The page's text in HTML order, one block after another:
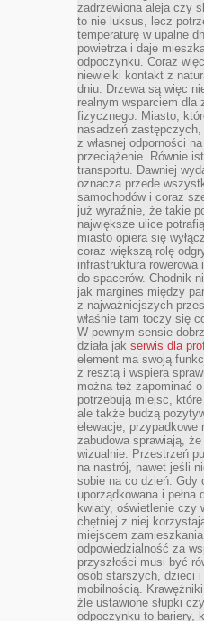
zadrzewiona aleja czy
to nie luksus, lecz
temperaturę w upalne
powietrza i daje
odpoczynku. Coraz
niewielki kontakt z
dniu. Drzewa są więc
realnym wsparciem dla
fizycznego. Miasto,
nasadzeń
z własnej odporności
przeciążenie. Równie
transportu. Dawniej
oznacza przede
samochodów i coraz
już wyraźnie, że takie
największe ulice
miasto opiera się
coraz większą rolę
infrastruktura
do spacerów. Chodnik
jak margines między
z najważniejszych
właśnie tam toczy się
W pewnym sensie
działa jak serwis dla
element ma swoją
z resztą i wspiera
można też zapominać
potrzebują miejsc,
ale także budzą
elewacje, przypadkowe
zabudowa sprawiają,
wizualnie. Przestrzeń
na nastrój, nawet jeśli
sobie na co dzień. Gdy
uporządkowana i
kwiaty, oświetlenie czy
chętniej z niej
miejscem
odpowiedzialność za
przyszłości musi być
osób starszych, dzieci
mobilnością.
źle ustawione słupki
odpoczynku to bariery,